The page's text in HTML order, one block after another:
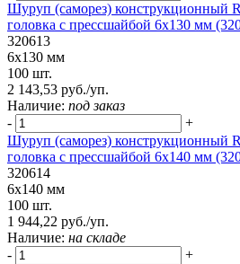
Шуруп (саморез) конструкционный
головка с прессшайбой 6х130 мм
320613
6х130 мм
100 шт.
2 143,53 руб./уп.
Наличие: под заказ
-
+
Шуруп (саморез) конструкционный
головка с прессшайбой 6х140 мм
320614
6х140 мм
100 шт.
1 944,22 руб./уп.
Наличие: на складе
-
+